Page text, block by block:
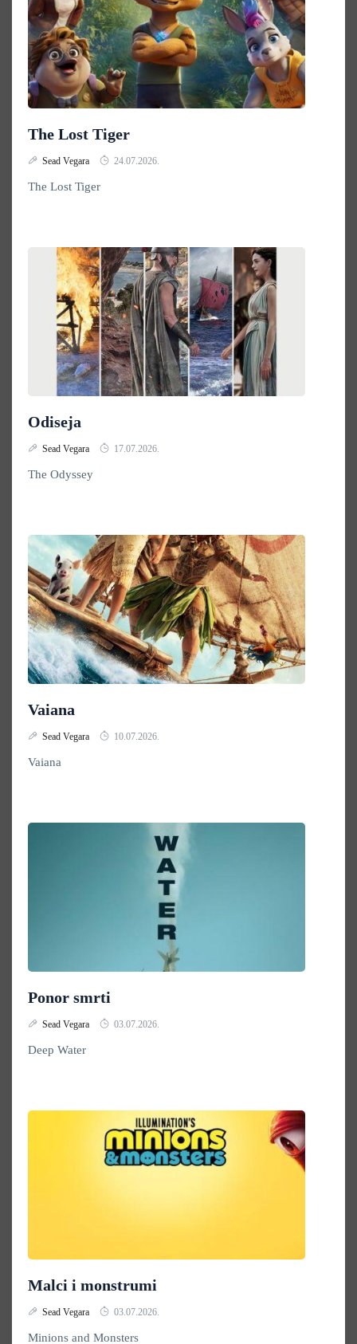
The Lost Tiger
Sead Vegara 24.07.2026.
The Lost Tiger
Odiseja
Sead Vegara 17.07.2026.
The Odyssey
Vaiana
Sead Vegara 10.07.2026.
Vaiana
Ponor smrti
Sead Vegara 03.07.2026.
Deep Water
Malci i monstrumi
Sead Vegara 03.07.2026.
Minions and Monsters